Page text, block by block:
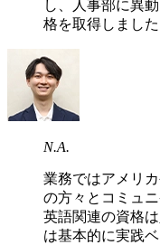
し、人事部に異
格を取得しました
N.A.
業務ではアメリ
の方々とコミュ
英語関連の資格
は基本的に実践